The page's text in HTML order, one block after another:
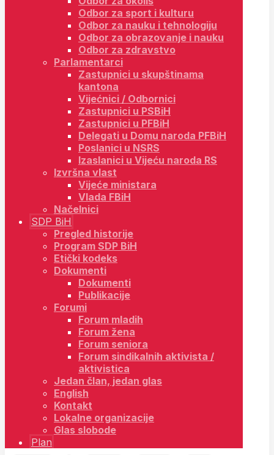
Odbor za sport i kulturu
Odbor za nauku i tehnologiju
Odbor za obrazovanje i nauku
Odbor za zdravstvo
Parlamentarci
Zastupnici u skupštinama
kantona
Vijećnici / Odbornici
Zastupnici u PSBiH
Zastupnici u PFBiH
Delegati u Domu naroda PFBiH
Poslanici u NSRS
Izaslanici u Vijeću naroda RS
Izvršna vlast
Vijeće ministara
Vlada FBiH
Načelnici
SDP BiH
Pregled historije
Program SDP BiH
Etički kodeks
Dokumenti
Dokumenti
Publikacije
Forumi
Forum mladih
Forum žena
Forum seniora
Forum sindikalnih aktivista /
aktivistica
Jedan član, jedan glas
English
Kontakt
Lokalne organizacije
Glas slobode
Plan